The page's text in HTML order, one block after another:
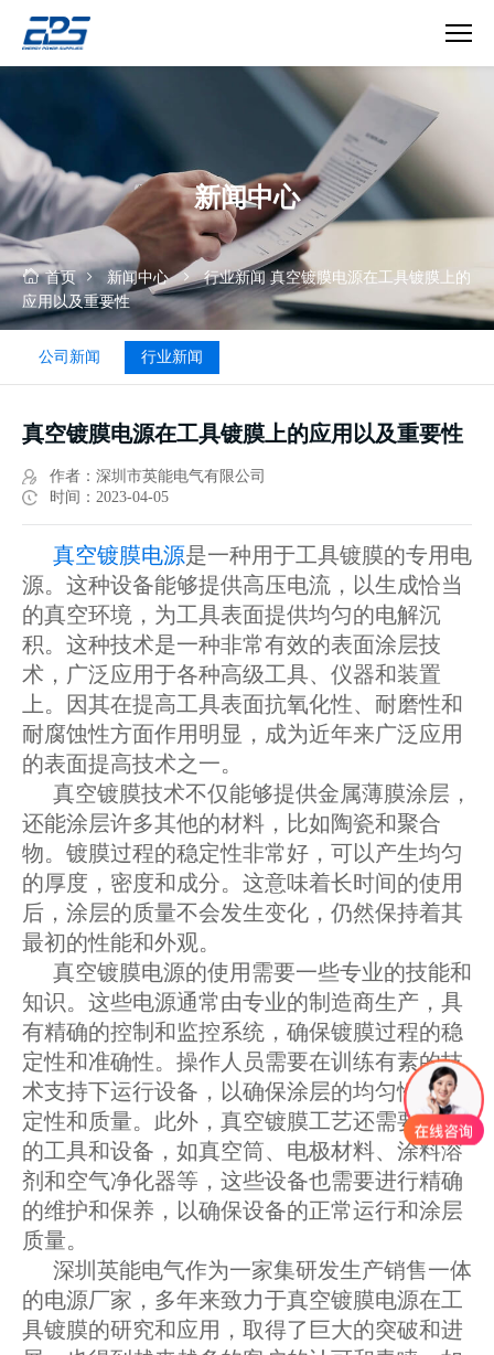
镀
行
业
新闻中心
首页 新闻中心 行业新闻 真空镀膜电源在工具镀膜上的
应用以及重要性
公司新闻 行业新闻
真空镀膜电源在工具镀膜上的应用以及重要性
作者：深圳市英能电气有限公司
时间：2023-04-05
真空镀膜电源是一种用于工具镀膜的专用电
源。这种设备能够提供高压电流，以生成恰当
的真空环境，为工具表面提供均匀的电解沉
积。这种技术是一种非常有效的表面涂层技
术，广泛应用于各种高级工具、仪器和装置
上。因其在提高工具表面抗氧化性、耐磨性和
耐腐蚀性方面作用明显，成为近年来广泛应用
的表面提高技术之一。
真空镀膜技术不仅能够提供金属薄膜涂层，
还能涂层许多其他的材料，比如陶瓷和聚合
物。镀膜过程的稳定性非常好，可以产生均匀
的厚度，密度和成分。这意味着长时间的使用
后，涂层的质量不会发生变化，仍然保持着其
最初的性能和外观。
真空镀膜电源的使用需要一些专业的技能和
知识。这些电源通常由专业的制造商生产，具
有精确的控制和监控系统，确保镀膜过程的稳
定性和准确性。操作人员需要在训练有素的技
术支持下运行设备，以确保涂层的均匀性、稳
定性和质量。此外，真空镀膜工艺还需要精密
的工具和设备，如真空筒、电极材料、涂料溶
剂和空气净化器等，这些设备也需要进行精确
的维护和保养，以确保设备的正常运行和涂层
质量。
深圳英能电气作为一家集研发生产销售一体
的电源厂家，多年来致力于真空镀膜电源在工
具镀膜的研究和应用，取得了巨大的突破和进